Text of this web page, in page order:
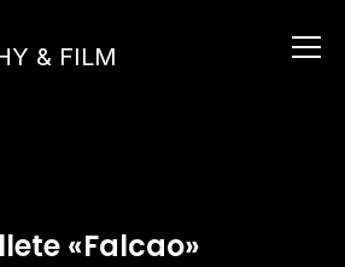
Info
«Falcao»